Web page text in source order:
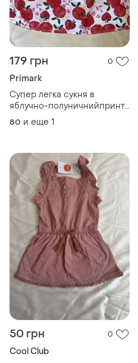
179 грн 0
Primark
Супер легка сукня в
яблучно-полуничнийпринт
12-18 міс ріст 86 на
дівчинку від прімарк як
80 и еще 1
50 грн 0
Cool Club